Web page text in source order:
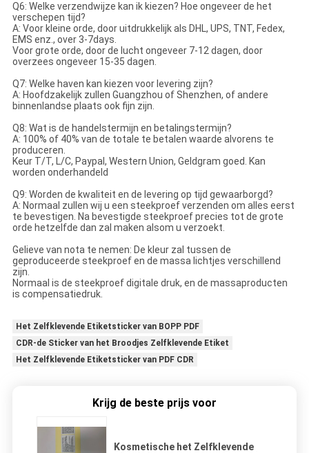
Q6: Welke verzendwijze kan ik kiezen? Hoe ongeveer de het
verschepen tijd?
A: Voor kleine orde, door uitdrukkelijk als DHL, UPS, TNT, Fedex,
EMS enz., over 3-7days.
Voor grote orde, door de lucht ongeveer 7-12 dagen, door
overzees ongeveer 15-35 dagen.
Q7: Welke haven kan kiezen voor levering zijn?
A: Hoofdzakelijk zullen Guangzhou of Shenzhen, of andere
binnenlandse plaats ook fijn zijn.
Q8: Wat is de handelstermijn en betalingstermijn?
A: 100% of 40% van de totale te betalen waarde alvorens te
produceren.
Keur T/T, L/C, Paypal, Western Union, Geldgram goed. Kan
worden onderhandeld
Q9: Worden de kwaliteit en de levering op tijd gewaarborgd?
A: Normaal zullen wij u een steekproef verzenden om alles eerst
te bevestigen. Na bevestigde steekproef precies tot de grote
orde hetzelfde dan zal maken alsom u verzoekt.
Gelieve van nota te nemen: De kleur zal tussen de
geproduceerde steekproef en de massa lichtjes verschillend
zijn.
Normaal is de steekproef digitale druk, en de massaproducten
is compensatiedruk.
Het Zelfklevende Etiketsticker van BOPP PDF
CDR-de Sticker van het Broodjes Zelfklevende Etiket
Het Zelfklevende Etiketsticker van PDF CDR
Krijg de beste prijs voor
Kosmetische het Zelfklevende